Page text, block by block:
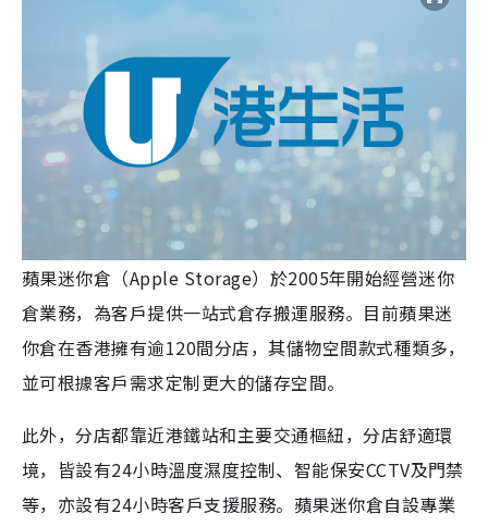
蘋果迷你倉（Apple Storage）於2005年開始經營迷你
倉業務，為客戶提供一站式倉存搬運服務。目前蘋果迷
你倉在香港擁有逾120間分店，其儲物空間款式種類多，
並可根據客戶需求定制更大的儲存空間。
此外，分店都靠近港鐵站和主要交通樞紐，分店舒適環
境，皆設有24小時溫度濕度控制、智能保安CCTV及門禁
等，亦設有24小時客戶支援服務。蘋果迷你倉自設專業